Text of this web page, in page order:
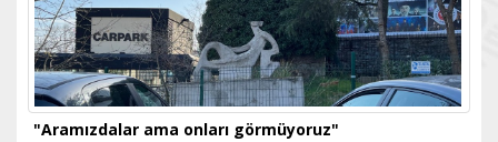
"Aramızdalar ama onları görmüyoruz"